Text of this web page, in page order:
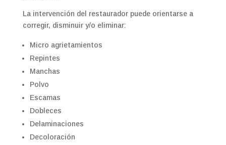
La intervención del restaurador puede orientarse a
corregir, disminuir y/o eliminar:
Micro agrietamientos
Repintes
Manchas
Polvo
Escamas
Dobleces
Delaminaciones
Decoloración